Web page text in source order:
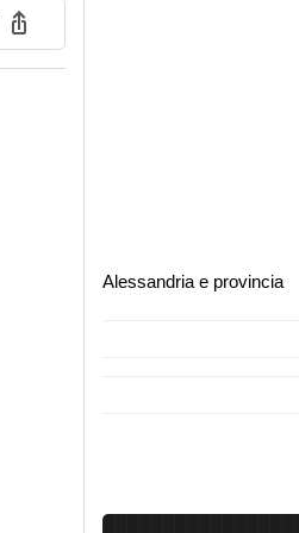
Alessandria e provincia